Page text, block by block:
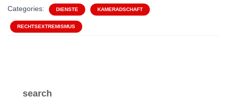
Categories: DIENSTE KAMERADSCHAFT
RECHTSEXTREMISMUS
search